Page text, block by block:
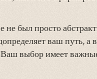
не был просто
ваш путь, а
Ваш выбор имеет